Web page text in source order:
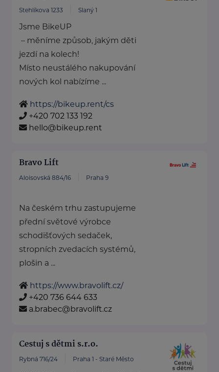
Stehlíkova 1233 Slaný 1
Jsme BikeUP
– měníme způsob, jakým děti
jezdí na kolech!
Místo neustálého nakupování
nových kol nabízíme ...
https://bikeup.rent/cs
+420 702 133 192
hello@bikeup.rent
Bravo Lift
Aloisovská 884/16 Praha 9
Na českém trhu zastupujeme
přední světové výrobce
schodišťových sedaček,
stropních zvedacích systémů,
plošin a ...
https://www.bravolift.cz/
+420 736 644 633
a.brabec@bravolift.cz
Cestuj s dětmi s.r.o.
Rybná 716/24 Praha 1 - Staré Město